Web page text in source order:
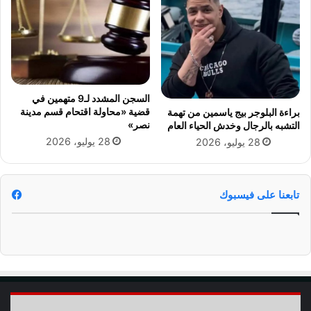
س
ي
ف
ا
ل
غ
م
ض
!
ي
ة
"
ا
ل
ف
ئ
ز
ن
ب
ا
م
ا
ل
براءة البلوجر بيج ياسمين من تهمة
التشبه بالرجال وخدش الحياء العام
28 يوليو، 2026
السجن المشدد لـ9 متهمين في
قضية «محاولة اقتحام قسم مدينة
نصر»
28 يوليو، 2026
تابعنا على فيسبوك